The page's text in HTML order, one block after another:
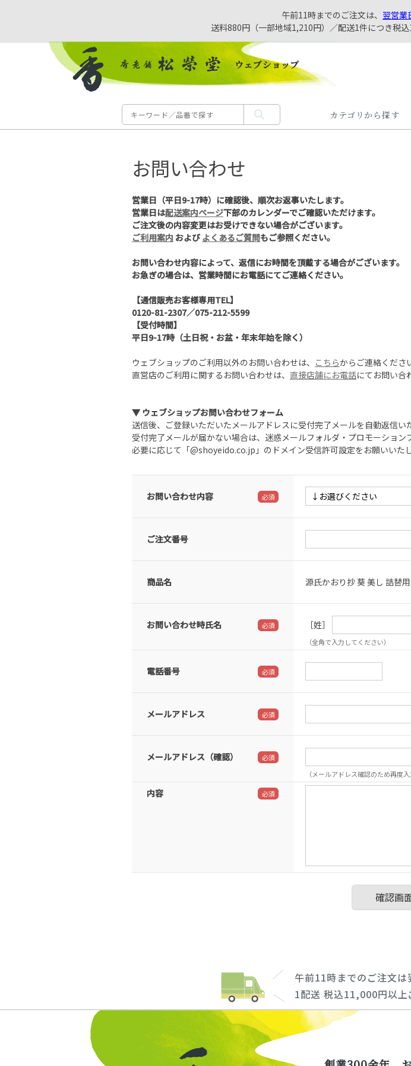
午前11時までのご注文は、 翌営業
送料880円（一部地域1,210円）／配送1件につき税
カテゴリから探す
お問い合わせ
営業日（平日9-17時）に確認後、順次お返事いたします。
営業日は配送案内ページ下部のカレンダーでご確認いただけます。
ご注文後の内容変更はお受けできない場合がございます。
ご利用案内 および よくあるご質問もご参照ください。
お問い合わせ内容によって、返信にお時間を頂戴する場合がございます。
お急ぎの場合は、営業時間にお電話にてご連絡ください。
【通信販売お客様専用TEL】
0120-81-2307／075-212-5599
【受付時間】
平日9-17時（土日祝・お盆・年末年始を除く）
ウェブショップのご利用以外のお問い合わせは、 こちらからご連絡くださ
直営店のご利用に関するお問い合わせは、 直接店舗にお電話にてお問い合
▼ ウェブショップお問い合わせフォーム
送信後、ご登録いただいたメールアドレスに受付完了メールを自動返信い
受付完了メールが届かない場合は、迷惑メールフォルダ・プロモーション
必要に応じて「@shoyeido.co.jp」のドメイン受信許可設定をお願いいたし
お問い合わせ内容
ご注文番号
商品名 源氏かおり抄 葵 美し 詰替
お問い合わせ時氏名 ［姓］
（全角で入力してください）
電話番号
メールアドレス
メールアドレス（確認）
（メールアドレス確認のため再度
内容
午前11時までのご注文は
1配送 税込11,000円以上